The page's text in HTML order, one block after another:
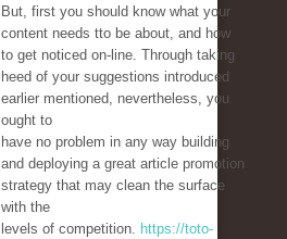
But, first you should know what your
content needs tto be about, and how
to get noticed on-line. Through taking
heed of your suggestions introduced
earlier mentioned, nevertheless, you
ought to
have no problem in any way building
and deploying a great article promotion
strategy that may clean the surface
with the
levels of competition. https://toto-